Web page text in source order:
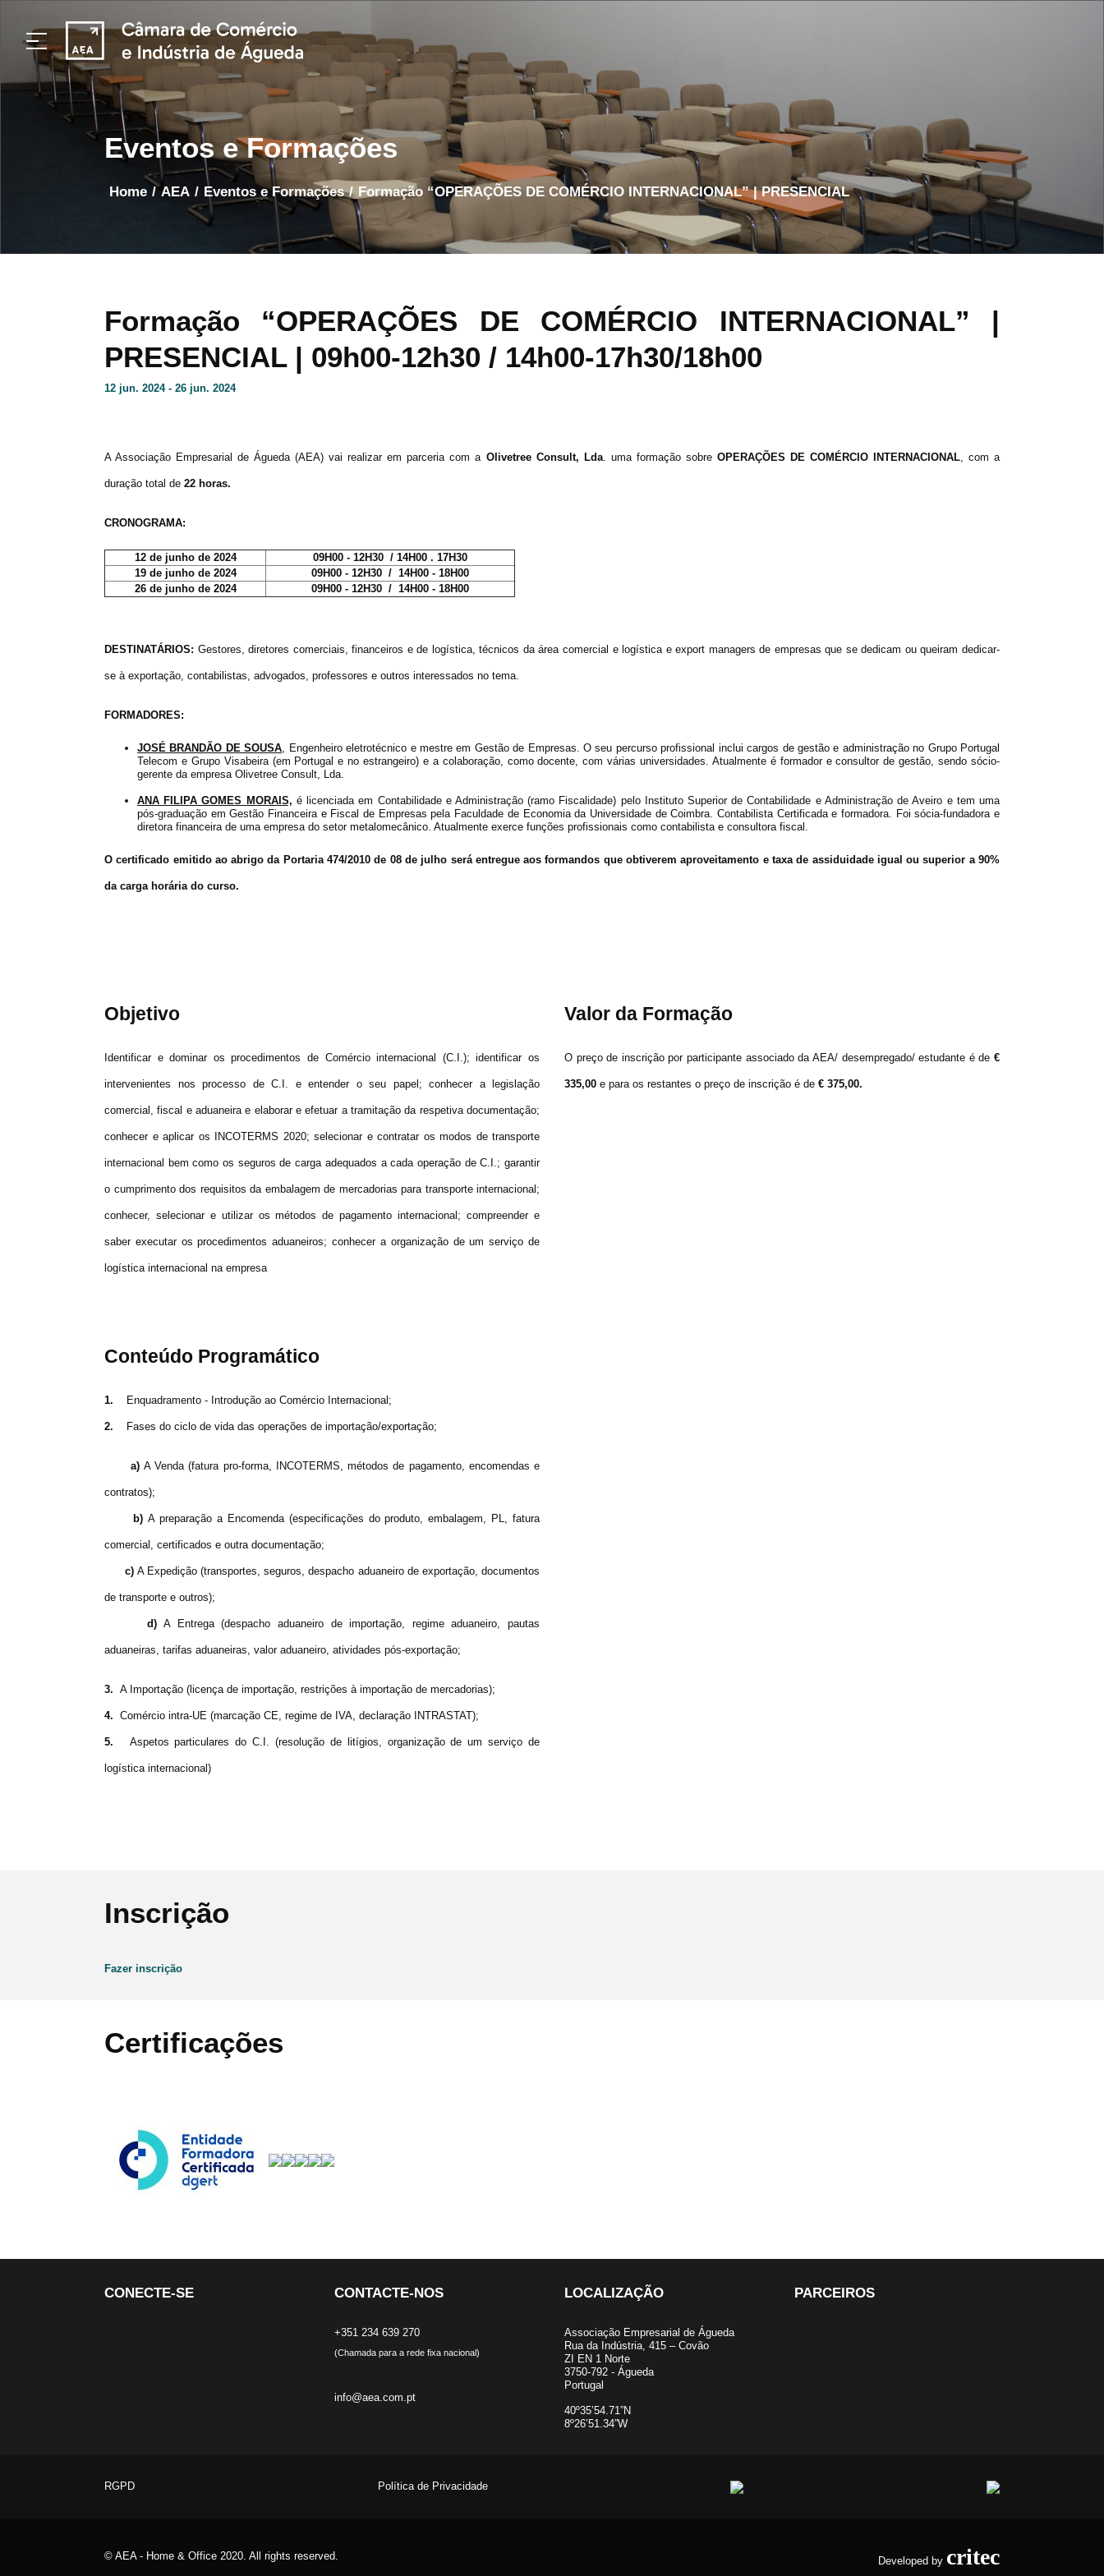
Eventos e Formações
home / AEA / Eventos e Formações / Formação “OPERAÇÕES DE COMÉRCIO INTERNACIONAL” | PRESENCIAL
Formação “OPERAÇÕES DE COMÉRCIO INTERNACIONAL” |
PRESENCIAL| 09h00-12h30 / 14h00-17h30/18h00
12 jun. 2024 - 26 jun. 2024
A Associação Empresarial de Águeda (AEA) vai realizar em parceria com a Olivetree Consult, Lda. uma formação sobre OPERAÇÕES DE COMÉRCIO INTERNACIONAL, com a
duração total de 22 horas.
CRONOGRAMA:
12 de junho de 2024
09H00 - 12H30 / 14H00 . 17H30
19 de junho de 2024
09H00 - 12H30 / 14H00 - 18H00
26 de junho de 2024
09H00 - 12H30 / 14H00 - 18H00
DESTINATÁRIOS: Gestores, diretores comerciais, financeiros e de logística, técnicos da área comercial e logística e export managers de empresas que se dedicam ou queiram dedicar-
se à exportação, contabilistas, advogados, professores e outros interessados no tema.
FORMADORES:
JOSÉ BRANDÃO DE SOUSA, Engenheiro eletrotécnico e mestre em Gestão de Empresas. O seu percurso profissional inclui cargos de gestão e administração no Grupo Portugal
Telecom e Grupo Visabeira (em Portugal e no estrangeiro) e a colaboração, como docente, com várias universidades. Atualmente é formador e consultor de gestão, sendo sócio-
gerente da empresa Olivetree Consult, Lda.
ANA FILIPA GOMES MORAIS, é licenciada em Contabilidade e Administração (ramo Fiscalidade) pelo Instituto Superior de Contabilidade e Administração de Aveiro e tem uma
pós-graduação em Gestão Financeira e Fiscal de Empresas pela Faculdade de Economia da Universidade de Coimbra. Contabilista Certificada e formadora. Foi sócia-fundadora e
diretora financeira de uma empresa do setor metalomecânico. Atualmente exerce funções profissionais como contabilista e consultora fiscal.
O certificado emitido ao abrigo da Portaria 474/2010 de 08 de julho será entregue aos formandos que obtiverem aproveitamento e taxa de assiduidade igual ou superior a 90%
da carga horária do curso.
Objetivo
Identificar e dominar os procedimentos de Comércio internacional (C.I.); identificar os
intervenientes nos processo de C.I. e entender o seu papel; conhecer a legislação
comercial, fiscal e aduaneira e elaborar e efetuar a tramitação da respetiva documentação;
conhecer e aplicar os INCOTERMS 2020; selecionar e contratar os modos de transporte
internacional bem como os seguros de carga adequados a cada operação de C.I.; garantir
o cumprimento dos requisitos da embalagem de mercadorias para transporte internacional;
conhecer, selecionar e utilizar os métodos de pagamento internacional; compreender e
saber executar os procedimentos aduaneiros; conhecer a organização de um serviço de
logística internacional na empresa
Valor da Formação
O preço de inscrição por participante associado da AEA/ desempregado/ estudante é de €
335,00 e para os restantes o preço de inscrição é de € 375,00.
Conteúdo Programático
1. Enquadramento - Introdução ao Comércio Internacional;
2. Fases do ciclo de vida das operações de importação/exportação;
a)A Venda (fatura pro-forma, INCOTERMS, métodos de pagamento, encomendas e
contratos);
b) A preparação a Encomenda (especificações do produto, embalagem, PL, fatura
comercial, certificados e outra documentação;
c)A Expedição (transportes, seguros, despacho aduaneiro de exportação, documentos
de transporte e outros);
d)A Entrega (despacho aduaneiro de importação, regime aduaneiro, pautas
aduaneiras, tarifas aduaneiras, valor aduaneiro, atividades pós-exportação;
3. A Importação (licença de importação, restrições à importação de mercadorias);
4. Comércio intra-UE (marcação CE, regime de IVA, declaração INTRASTAT);
5. Aspetos particulares do C.I. (resolução de litígios, organização de um serviço de
logística internacional)
Inscrição
Fazer inscrição
Certificações
CONECTE-SE CONTACTE-NOS
+351 234 639 270
(Chamada para a rede fixa nacional)
info@aea.com.pt
LOCALIZAÇÃO
Associação Empresarial de Águeda
Rua da Indústria, 415 – Covão
ZI EN 1 Norte
3750-792 - Águeda
Portugal
40º35’54.71”N
8º26’51.34”W
PARCEIROS
RGPD Política de Privacidade
© AEA - Home & Office 2020. All rights reserved. Developed by critec